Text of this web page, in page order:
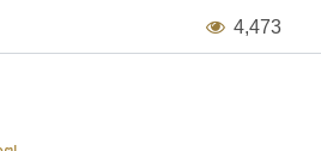
4,473